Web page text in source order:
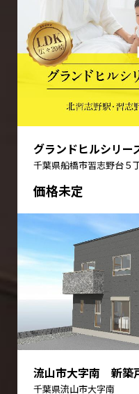
グランドヒルシリー
千葉県船橋市習志野台５
価格未定
流山市大字南 新築
千葉県流山市大字南